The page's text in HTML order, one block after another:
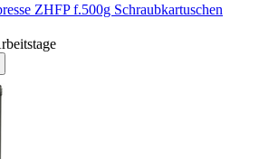
ZHFP f.500g Schraubkartuschen